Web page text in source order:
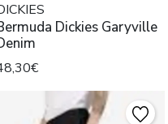
Dickies Garyville